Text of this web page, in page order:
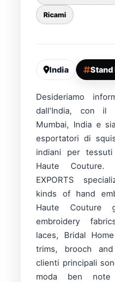
Ricami
India Stand
Desideriamo
dall'India, con il
Mumbai, India e
esportatori di
indiani per
Haute
EXPORTS
kinds of hand
Haute Couture
embroidery
laces, Bridal
trims, brooch
clienti principali
moda ben note